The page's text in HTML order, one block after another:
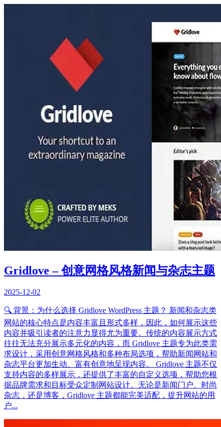
Gridlove – 创意网格风格新闻与杂志主题
2025-12-02
🔍 背景：为什么选择 Gridlove WordPress 主题？ 新闻和杂志类
网站的核心特点是内容丰富且形式多样，因此，如何展示这些
内容并吸引读者的注意力显得尤为重要。传统的内容展示方式
往往无法充分展示多元化的内容，而 Gridlove 主题专为此类需
求设计，采用创意网格风格和多种布局选项，帮助新闻网站和
杂志平台更加生动、富有创意地呈现内容。 Gridlove 主题不仅
支持内容的多样展示，还提供了丰富的自定义选项，帮助您根
据品牌需求和目标受众定制网站设计。无论是新闻门户、时尚
杂志，还是博客，Gridlove 主题都能完美适配，提升网站的用
户...